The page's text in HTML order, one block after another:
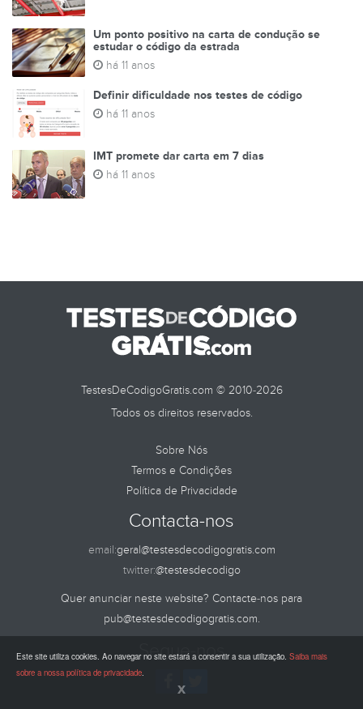
Um ponto positivo na carta de condução se
estudar o código da estrada
há 11 anos
Definir dificuldade nos testes de código
há 11 anos
IMT promete dar carta em 7 dias
há 11 anos
TestesDeCodigoGratis.com © 2010-2026
Todos os direitos reservados.
Sobre Nós
Termos e Condições
Política de Privacidade
Contacta-nos
email:geral@testesdecodigogratis.com
twitter:@testesdecodigo
Quer anunciar neste website? Contacte-nos para
pub@testesdecodigogratis.com.
Segue-nos
Este site utiliza cookies. Ao navegar no site estará a consentir a sua utilização. Saiba mais
sobre a nossa política de privacidade.
x